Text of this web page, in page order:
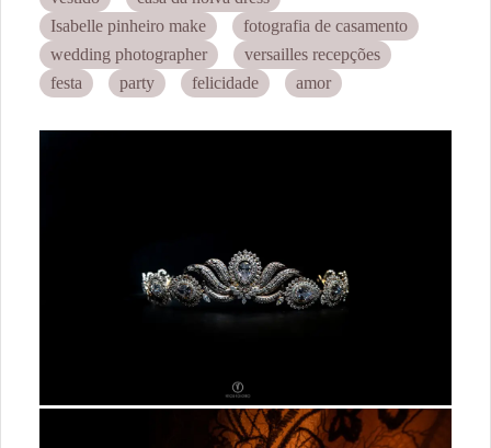
Isabelle pinheiro make
fotografia de casamento
wedding photographer
versailles recepções
festa
party felicidade amor